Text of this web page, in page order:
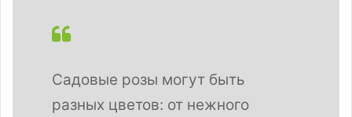
Садовые розы могут быть
разных цветов: от нежного